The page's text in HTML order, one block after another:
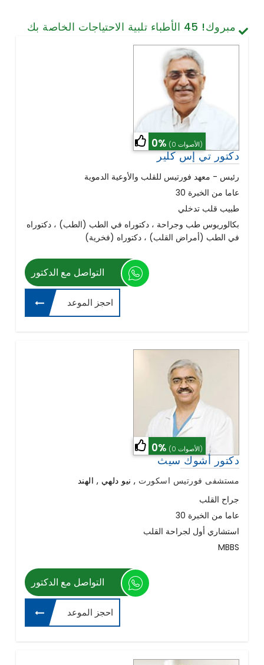
الخلايا الجذعية / الطب التجديدي
العمود الفقري وآلام الظهر
أمراض الرئة
الجراحة العامة
مبروك! 45 الأطباء تلبية الاحتياجات الخاصة بك
0% (0 الأصوات)
دكتور تي إس كلير
رئيس - معهد فورتيس للقلب والأوعية الدموية
30 عاما من الخبرة
طبيب قلب تدخلي
بكالوريوس طب وجراحة ، دكتوراه في الطب (الطب) ، دكتوراه
في الطب (أمراض القلب) ، دكتوراه (فخرية)
التواصل مع الدكتور
احجز الموعد
0% (0 الأصوات)
دكتور أشوك سيث
مستشفى فورتيس اسكورت , نيو دلهي , الهند
جراح القلب
30 عاما من الخبرة
استشاري أول لجراحة القلب
MBBS
التواصل مع الدكتور
احجز الموعد